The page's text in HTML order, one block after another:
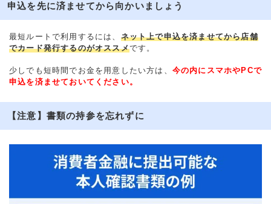
申込を先に済ませてから向かいましょう
最短ルートで利用するには、 ネット上で申込を済ませてから店舗
でカード発行するのがオススメです。
少しでも短時間でお金を用意したい方は、 今の内にスマホやPCで
申込を済ませておいてください。
【注意】書類の持参を忘れずに